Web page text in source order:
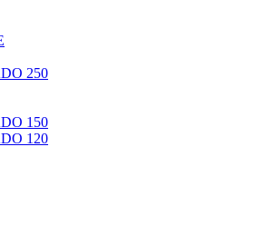
250
150
120